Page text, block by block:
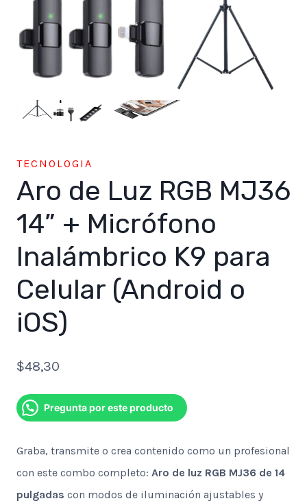
TECNOLOGIA
Aro de Luz RGB MJ36
14” + Micrófono
Inalámbrico K9 para
Celular (Android o
iOS)
$48,30
Pregunta por este producto
Graba, transmite o crea contenido como un profesional
con este combo completo: Aro de luz RGB MJ36 de 14
pulgadas con modos de iluminación ajustables y